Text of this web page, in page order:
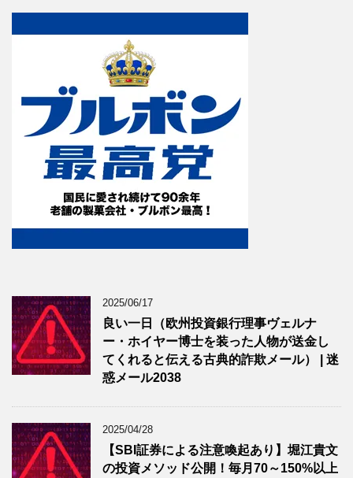
2025/06/17
良い一日（欧州投資銀行理事ヴェルナ
ー・ホイヤー博士を装った人物が送金し
てくれると伝える古典的詐欺メール） | 迷
惑メール2038
2025/04/28
【SBI証券による注意喚起あり】堀江貴文
の投資メソッド公開！毎月70～150%以上